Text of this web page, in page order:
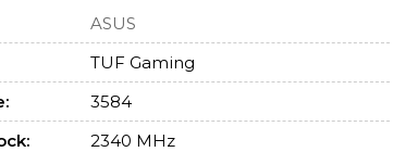
ASUS
TUF Gaming
3584
2340 MHz